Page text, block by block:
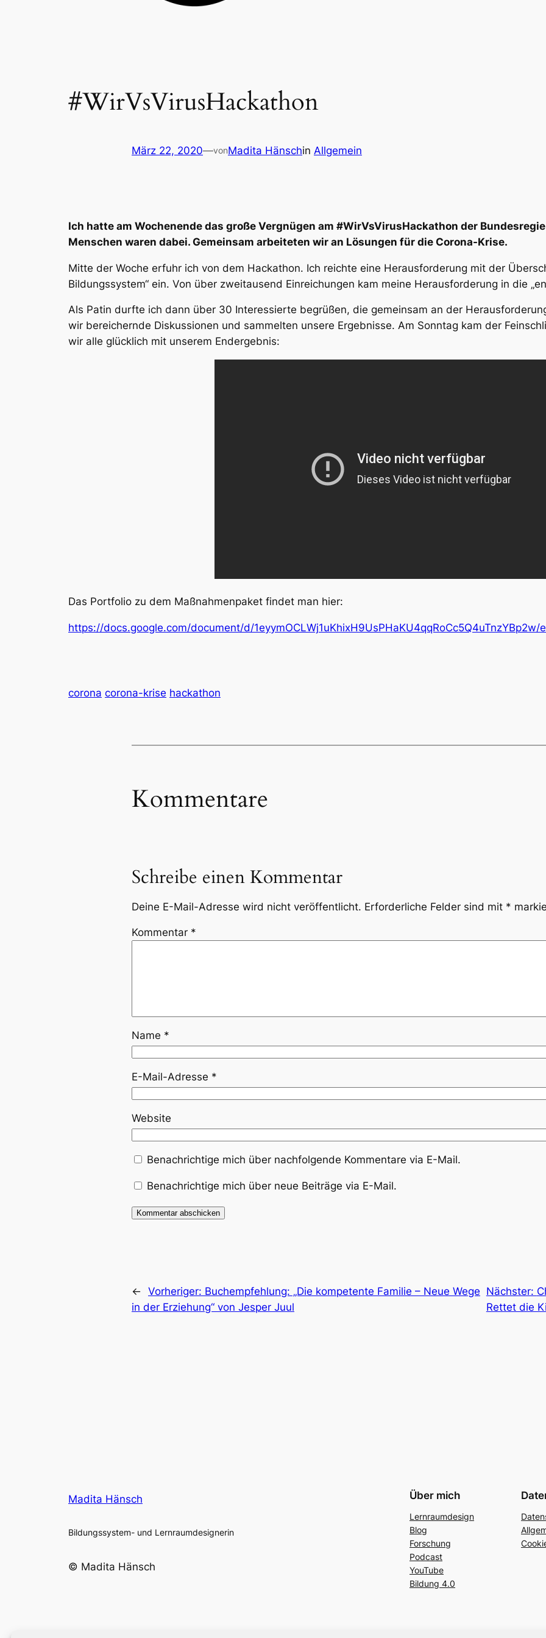
#WirVsVirusHackathon
März 22, 2020—vonMadita Hänschin Allgemein
Ich hatte am Wochenende das große Vergnügen am #WirVsVirusHackathon der
Menschen waren dabei. Gemeinsam arbeiteten wir an Lösungen für die Corona-Krise.
Mitte der Woche erfuhr ich von dem Hackathon. Ich reichte eine Herausforderung mit der
Bildungssystem“ ein. Von über zweitausend Einreichungen kam meine Herausforderung in die
Als Patin durfte ich dann über 30 Interessierte begrüßen, die gemeinsam an der
wir bereichernde Diskussionen und sammelten unsere Ergebnisse. Am Sonntag kam der
wir alle glücklich mit unserem Endergebnis:
Das Portfolio zu dem Maßnahmenpaket findet man hier:
https://docs.google.com/document/d/1eyymOCLWj1uKhixH9UsPHaKU4qqRoCc5Q4uTnzYBp2w/
corona corona-krise hackathon
Kommentare
Schreibe einen Kommentar
Deine E-Mail-Adresse wird nicht veröffentlicht. Erforderliche Felder sind mit *
Kommentar *
Name *
E-Mail-Adresse *
Website
Benachrichtige mich über nachfolgende Kommentare via E-Mail.
Benachrichtige mich über neue Beiträge via E-Mail.
← Vorheriger: Buchempfehlung: „Die kompetente Familie – Neue Wege
in der Erziehung“ von Jesper Juul
Nächster:
Rettet die
Madita Hänsch
Bildungssystem- und Lernraumdesignerin
© Madita Hänsch
Über mich
Lernraumdesign
Blog
Forschung
Podcast
YouTube
Bildung 4.0